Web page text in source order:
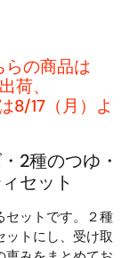
の商品は
荷、
8/17（月）よ
2種のつゆ・
セット
セットです。２種
ットにし、受け取